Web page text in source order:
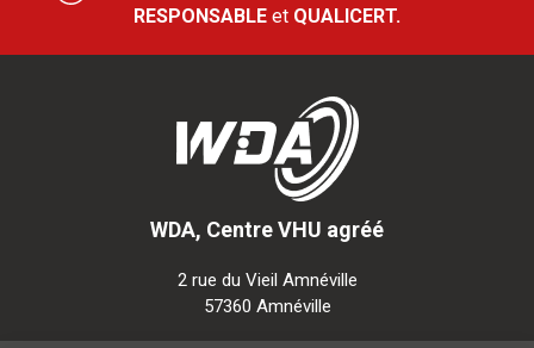
RESPONSABLE et QUALICERT.
WDA, Centre VHU agréé
2 rue du Vieil Amnéville
57360 Amnéville